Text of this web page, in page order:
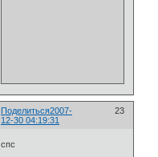
Поделиться 23
2007-
12-30 04:19:31
спс